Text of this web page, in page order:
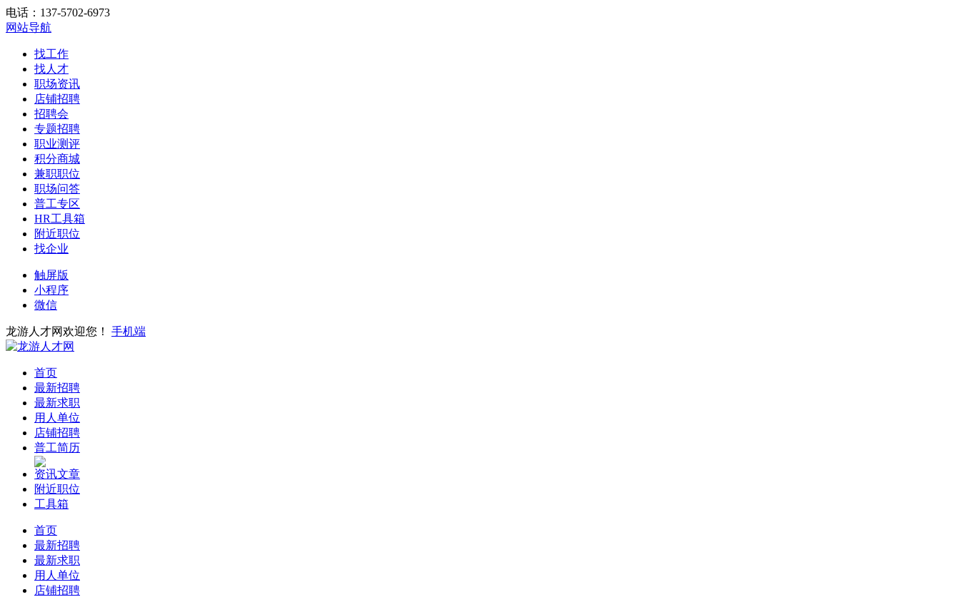
电话：137-5702-6973
网站导航
找工作
找人才
职场资讯
店铺招聘
招聘会
专题招聘
职业测评
积分商城
兼职职位
职场问答
普工专区
HR工具箱
附近职位
找企业
触屏版
小程序
微信
龙游人才网欢迎您！ 手机端
首页
最新招聘
最新求职
用人单位
店铺招聘
普工简历
资讯文章
附近职位
工具箱
首页
最新招聘
最新求职
用人单位
店铺招聘